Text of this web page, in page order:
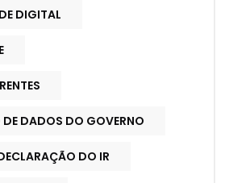
DIGITAL
DADOS DO GOVERNO
DO IR